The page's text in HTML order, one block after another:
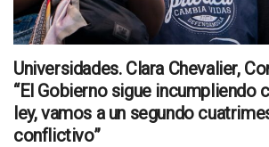
Universidades. Clara Chevalier,
“El Gobierno sigue incumpliendo
ley, vamos a un segundo
conflictivo”